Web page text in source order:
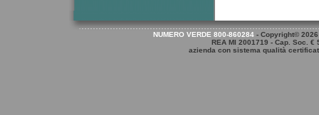
NUMERO VERDE 800-860284 - Copyright©
REA MI 2001719 - Cap. Soc. €
azienda con sistema qualità